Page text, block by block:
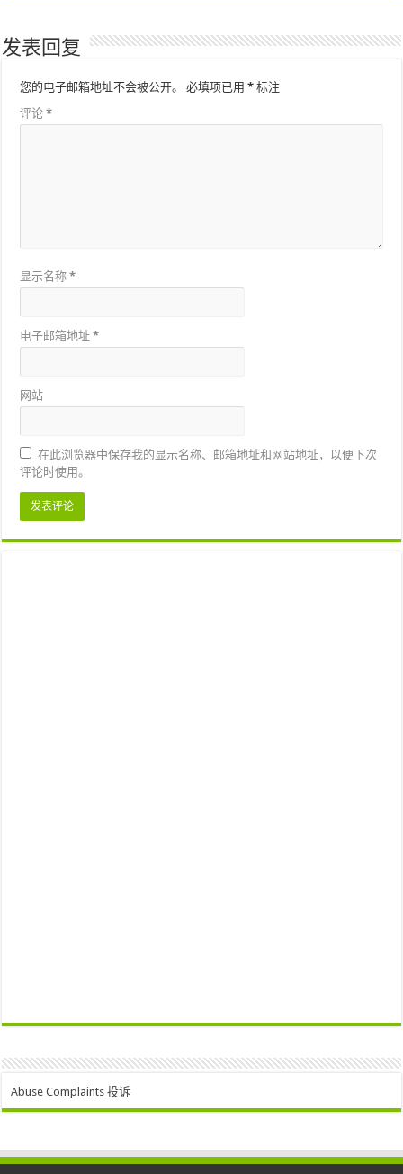
发表回复
您的电子邮箱地址不会被公开。 必填项已用* 标注
评论*
显示名称*
电子邮箱地址*
网站
在此浏览器中保存我的显示名称、邮箱地址和网站地址，以便下次
评论时使用。
Abuse Complaints 投诉